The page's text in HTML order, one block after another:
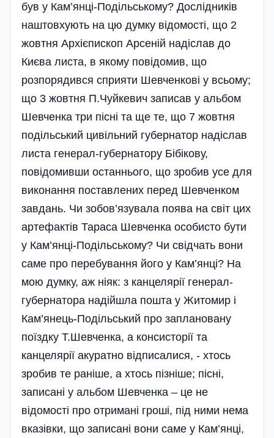
був у Кам’янці-Подільському? Дослідників
наштовхують на цю думку відомості, що 2
жовтня Архієпископ Арсеній надіслав до
Києва листа, в якому повідомив, що
розпорядився сприяти Шевченкові у всьому;
що 3 жовтня П.Чуйкевич записав у альбом
Шевченка три пісні та ще те, що 7 жовтня
подільський цивільний губернатор надіслав
листа генерал-губернатору Бібікову,
повідомивши останнього, що зробив усе для
виконання поставлених перед Шевченком
завдань. Чи зобов’язувала поява на світ цих
артефактів Тараса Шевченка особисто бути
у Кам’янці-Подільському? Чи свідчать вони
саме про перебування його у Кам’янці? На
мою думку, аж ніяк: з канцелярії генерал-
губернатора надійшла пошта у Житомир і
Кам’янець-Подільський про заплановану
поїздку Т.Шевченка, а консисторії та
канцелярії акуратно відписалися, - хтось
зробив те раніше, а хтось пізніше; пісні,
записані у альбом Шевченка – це не
відомості про отримані гроші, під ними нема
вказівки, що записані вони саме у Кам’янці,